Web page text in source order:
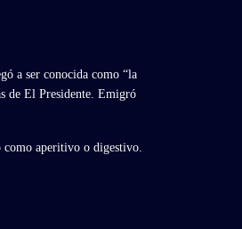
a ser conocida como “la
de El Presidente. Emigró
como aperitivo o digestivo.